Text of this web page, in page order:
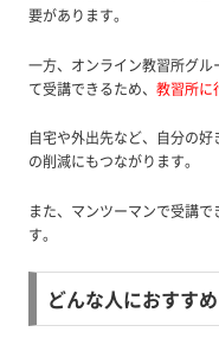
要があります。
一方、オンライン教習所グ
て受講できるため、 教習所に
自宅や外出先など、自分の
の削減にもつながります。
また、マンツーマンで受講
す。
どんな人におすすめ